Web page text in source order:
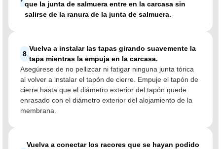
que la junta de salmuera entre en la carcasa sin
salirse de la ranura de la junta de salmuera.
8
Vuelva a instalar las tapas girando suavemente la
tapa mientras la empuja en la carcasa.
Asegúrese de no pellizcar ni fatigar ninguna junta tórica
al volver a instalar el tapón de cierre. Empuje el tapón de
cierre hasta que el diámetro exterior del tapón quede
enrasado con el diámetro exterior del alojamiento de la
membrana.
Vuelva a conectar los racores que se hayan podido